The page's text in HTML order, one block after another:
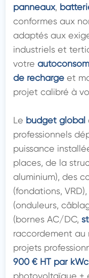
panneaux,
conformes aux
adaptés aux
industriels et
votre
de recharge et
projet calibré à
Le budget global
professionnels
puissance
places, de la
aluminium), des
(fondations,
(onduleurs,
(bornes AC/DC,
raccordement au
projets
900 € HT par kWc
photovoltaïque +